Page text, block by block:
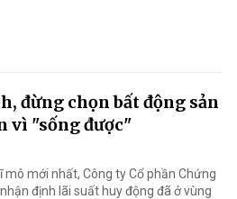
đừng chọn bất động sản
vì "sống được"
mới nhất, Công ty Cổ phần Chứng
định lãi suất huy động đã ở vùng